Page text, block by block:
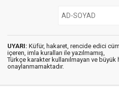
UYARI: Küfür, hakaret, rencide edici
içeren, imla kuralları ile yazılmamış,
Türkçe karakter kullanılmayan ve büyük
onaylanmamaktadır.